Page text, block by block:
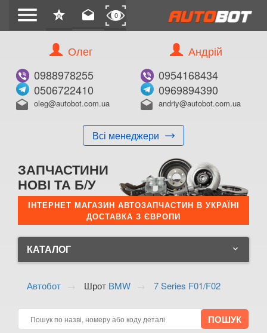
menu star
0 drafts 0
Олег
0988978255
0506722410
drafts oleg@autobot.com.ua
Всі менеджери
Андрій
0954168434
0969894390
drafts andriy@autobot.com.ua
ЗАПЧАСТИНИ
НОВІ ТА Б/У
ІНТЕРНЕТ МАГАЗИН АВТОЗАПЧАСТИН В УКРАЇНІ
ДОСТАВКА З ЄВРОПИ
КАТАЛОГ keyboard_arrow_down
BMW keyboard_arrow_down
Автобот Шрот BMW 7 Series F01/F02